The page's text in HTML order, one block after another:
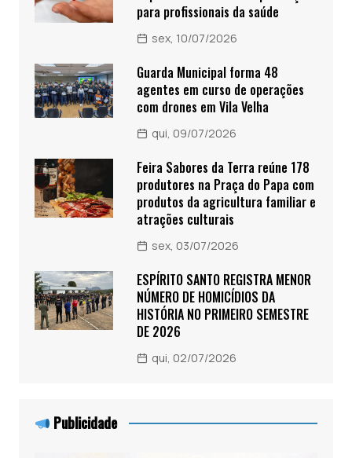
para profissionais da saúde
sex, 10/07/2026
Guarda Municipal forma 48
agentes em curso de operações
com drones em Vila Velha
qui, 09/07/2026
Feira Sabores da Terra reúne 178
produtores na Praça do Papa com
produtos da agricultura familiar e
atrações culturais
sex, 03/07/2026
ESPÍRITO SANTO REGISTRA MENOR
NÚMERO DE HOMICÍDIOS DA
HISTÓRIA NO PRIMEIRO SEMESTRE
DE 2026
qui, 02/07/2026
Publicidade